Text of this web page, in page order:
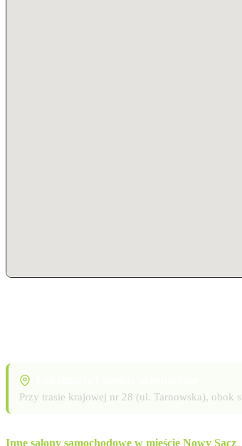
Przy trasie krajowej nr 28 (ul. Tarnowska), obok
Inne salony samochodowe w mieście Nowy Sącz